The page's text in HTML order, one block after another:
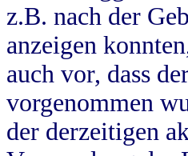
z.B. nach der
anzeigen
auch vor, dass
vorgenommen
der derzeitigen